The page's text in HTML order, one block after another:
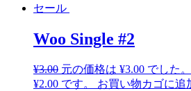
セール
Woo Single #2
¥3.00 元の価格は ¥3.00 でした。
¥2.00 です。
お買い物カゴに追